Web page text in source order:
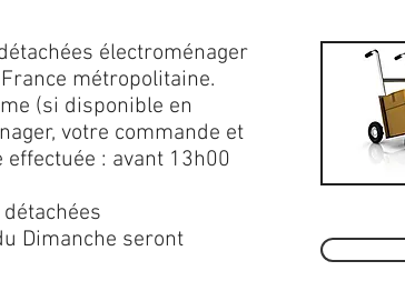
électroménager
métropolitaine.
(si disponible en
votre commande et
: avant 13h00
Dimanche seront